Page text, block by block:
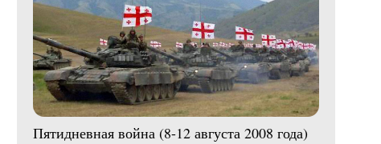
Пятидневная война (8-12 августа 2008 года)